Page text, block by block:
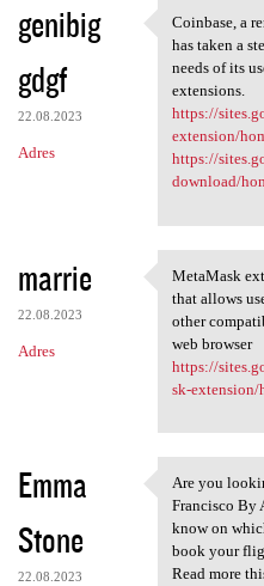
genibig
gdgf
22.08.2023
Adres
Coinbase,
Coinbase, a
has taken a
needs of its
extensions.
https://
extension/
https://
download/
marrie
22.08.2023
Adres
MetaMask
MetaMask
that allows
other
web browser
https://
sk-extension/
Emma
Stone
22.08.2023
Are you
Are you
Francisco By
know on
book your
Read more